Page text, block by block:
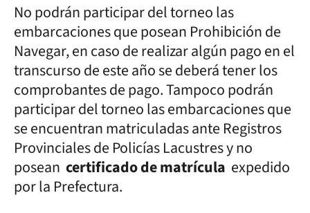
No podrán participar del torneo las
embarcaciones que posean Prohibición de
Navegar, en caso de realizar algún pago en el
transcurso de este año se deberá tener los
comprobantes de pago. Tampoco podrán
participar del torneo las embarcaciones que
se encuentran matriculadas ante Registros
Provinciales de Policías Lacustres y no
posean certificado de matrícula expedido
por la Prefectura.